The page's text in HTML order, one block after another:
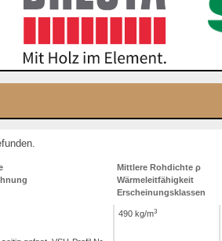
Mittlere Rohdichte ρ
Wärmeleitfähigkeit
Erscheinungsklassen
490 kg/m3